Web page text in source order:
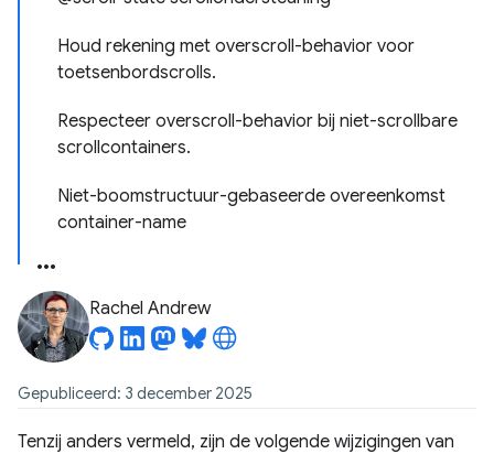
Houd rekening met overscroll-behavior voor
toetsenbordscrolls.
Respecteer overscroll-behavior bij niet-scrollbare
scrollcontainers.
Niet-boomstructuur-gebaseerde overeenkomst
container-name
Rachel Andrew
Gepubliceerd: 3 december 2025
Tenzij anders vermeld, zijn de volgende wijzigingen van